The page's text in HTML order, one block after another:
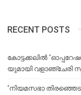
RECENT POSTS
കോട്ടക്കലിൽ
യുമായി വളാഞ്ചേരി
‘നിയമസഭാ